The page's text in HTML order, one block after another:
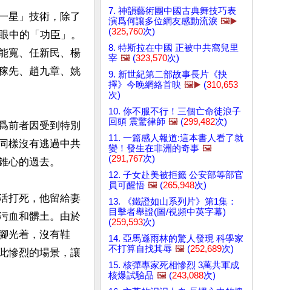
星」技術，除了
中的「功臣」。
寬、任新民、楊
先、趙九章、姚
前者因受到特別
樣沒有逃過中共
心的過去。
打死，他留給妻
血和髒土。由於
光着，沒有鞋
慘烈的場景，讓
7. 神韻藝術團中國古典舞技巧表
演爲何讓多位網友感動流淚 🖼️▶️
(325,760次)
8. 特斯拉在中國 正被中共窩兒里
宰 🖼️ (323,570次)
9. 新世紀第二部故事長片《抉
擇》今晚網絡首映 🖼️▶️ (310,653
次)
10. 你不服不行！三個亡命徒浪子
回頭 震驚律師 🖼️ (299,482次)
11. 一篇感人報道:這本書人看了就
變！發生在非洲的奇事 🖼️
(291,767次)
12. 子女赴美被拒籤 公安部等部官
員可醒悟 🖼️ (265,948次)
13. 《鐵證如山系列片》第1集：
目擊者舉證(圖/視頻中英字幕)
(259,593次)
14. 亞馬遜雨林的驚人發現 科學家
不打算自找其辱 🖼️ (252,689次)
15. 核彈專家死相慘烈 3萬共軍成
核爆試驗品 🖼️ (243,088次)